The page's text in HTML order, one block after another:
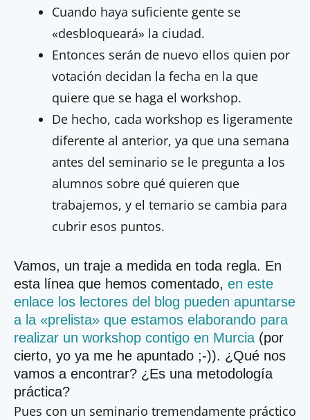
Cuando haya suficiente gente se
«desbloqueará» la ciudad.
Entonces serán de nuevo ellos quien por
votación decidan la fecha en la que
quiere que se haga el workshop.
De hecho, cada workshop es ligeramente
diferente al anterior, ya que una semana
antes del seminario se le pregunta a los
alumnos sobre qué quieren que
trabajemos, y el temario se cambia para
cubrir esos puntos.
Vamos, un traje a medida en toda regla. En
esta línea que hemos comentado, en este
enlace los lectores del blog pueden apuntarse
a la «prelista» que estamos elaborando para
realizar un workshop contigo en Murcia (por
cierto, yo ya me he apuntado ;-)). ¿Qué nos
vamos a encontrar? ¿Es una metodología
práctica?
Pues con un seminario tremendamente práctico